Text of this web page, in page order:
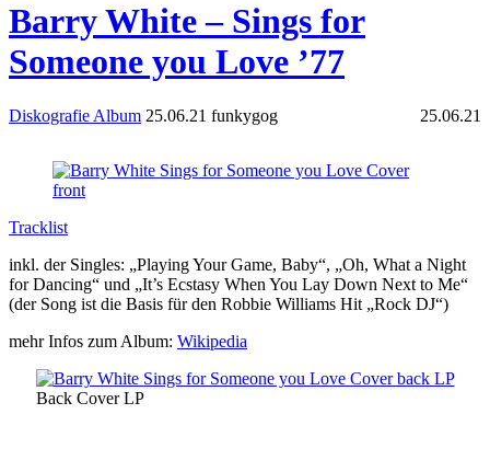
Barry White – Sings for
Someone you Love ’77
Diskografie Album 25.06.21 funkygog 25.06.21
Tracklist
inkl. der Singles: „Playing Your Game, Baby“, „Oh, What a Night
for Dancing“ und „It’s Ecstasy When You Lay Down Next to Me“
(der Song ist die Basis für den Robbie Williams Hit „Rock DJ“)
mehr Infos zum Album: Wikipedia
Back Cover LP